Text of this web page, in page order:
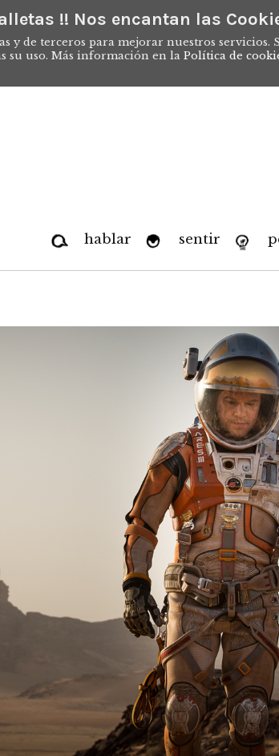
!! Nos encantan las
y de terceros para mejorar nuestros servicios.
su uso. Más información en la Política de
hablar sentir